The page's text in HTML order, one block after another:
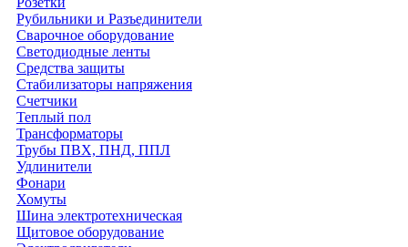
Рубильники и Разъединители
Сварочное оборудование
Светодиодные ленты
Средства защиты
Стабилизаторы напряжения
Счетчики
Теплый пол
Трансформаторы
Трубы ПВХ, ПНД, ППЛ
Удлинители
Фонари
Хомуты
Шина электротехническая
Щитовое оборудование